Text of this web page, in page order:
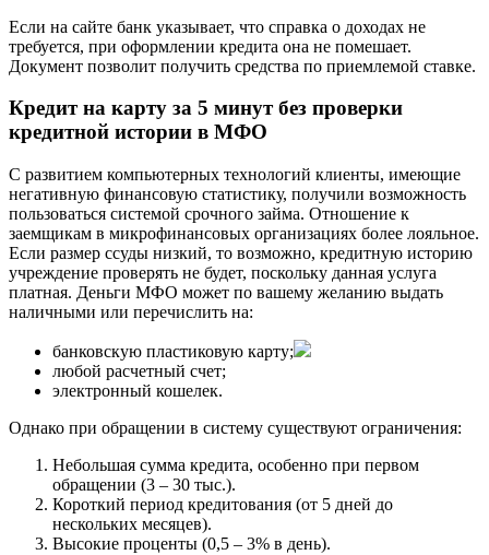
Если на сайте банк указывает, что справка о доходах не
требуется, при оформлении кредита она не помешает.
Документ позволит получить средства по приемлемой ставке.
Кредит на карту за 5 минут без проверки
кредитной истории в МФО
С развитием компьютерных технологий клиенты, имеющие
негативную финансовую статистику, получили возможность
пользоваться системой срочного займа. Отношение к
заемщикам в микрофинансовых организациях более лояльное.
Если размер ссуды низкий, то возможно, кредитную историю
учреждение проверять не будет, поскольку данная услуга
платная. Деньги МФО может по вашему желанию выдать
наличными или перечислить на:
банковскую пластиковую карту;
любой расчетный счет;
электронный кошелек.
Однако при обращении в систему существуют ограничения:
Небольшая сумма кредита, особенно при первом
обращении (3 – 30 тыс.).
Короткий период кредитования (от 5 дней до
нескольких месяцев).
Высокие проценты (0,5 – 3% в день).